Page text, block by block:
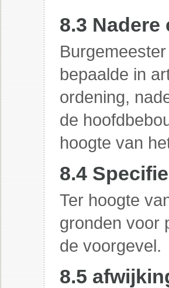
8.3 Nadere
bepaalde in
ordening,
de
hoogte van
8.4
Ter hoogte
gronden voor
de voorgevel.
8.5